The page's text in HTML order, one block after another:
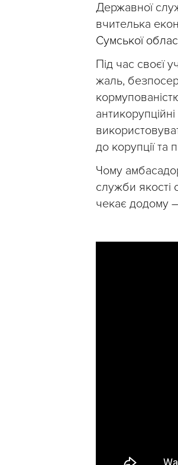
Державної
вчителька
Сумської
Під час своєї
жаль,
до корупції та
Чому
служби якості
чекає додому –